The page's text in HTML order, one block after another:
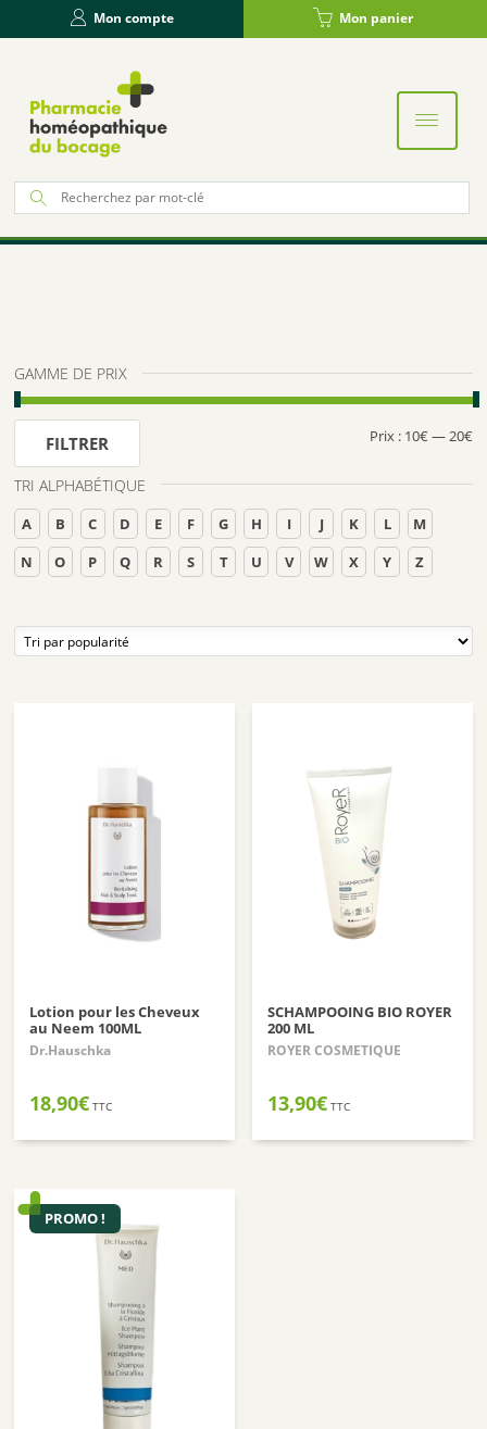
Mon compte Mon panier
:
GAMME DE PRIX
FILTRER Prix : 10€—20€
TRI ALPHABÉTIQUE
A B C D E F G H I J K L
M
N
O P Q R S T U V W X Y Z
Lotion pour les Cheveux
au Neem 100ML
Dr.Hauschka
18,90€ TTC
SCHAMPOOING BIO ROYER
200 ML
ROYER COSMETIQUE
13,90€ TTC
PROMO !
Panneau de gestion des cookies